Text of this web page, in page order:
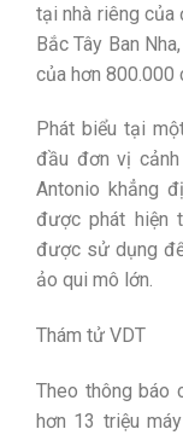
tại nhà riêng của
Bắc Tây Ban
của hơn 800.000
Phát biểu tại
đầu đơn vị
Antonio khẳng
được phát hiện
được sử dụng
ảo qui mô lớn.
Thám tử VDT
Theo thông báo
hơn 13 triệu